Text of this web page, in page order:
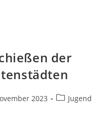
der
2023
Beitrags-
Jugend